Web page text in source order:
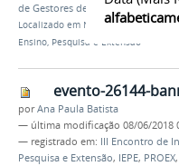
de Gestores de Extensão
Localizado em Notícias /IFAM
Ensino, Pesquisa e Extensão
evento-26144-
porAna Paula Batista
— última modificação 08/06/2018
— registrado em: III Encontro de
Pesquisa e Extensão, IEPE, PROEX,